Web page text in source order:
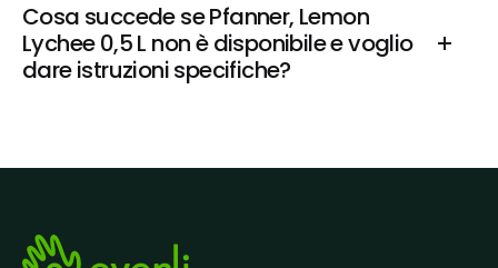
Cosa succede se Pfanner, Lemon
Lychee 0,5 L non è disponibile e voglio
dare istruzioni specifiche?